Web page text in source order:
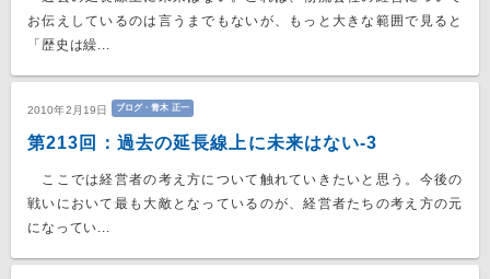
お伝えしているのは言うまでもないが、もっと大きな範囲で見ると
「歴史は繰...
2010年2月19日 ブログ・青木 正一
第213回：過去の延長線上に未来はない-3
ここでは経営者の考え方について触れていきたいと思う。今後の
戦いにおいて最も大敵となっているのが、経営者たちの考え方の元
になってい...